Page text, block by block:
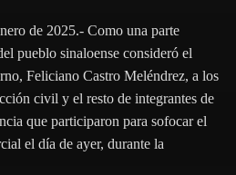
de 2025.- Como una parte
pueblo sinaloense consideró el
Feliciano Castro Meléndrez, a los
civil y el resto de integrantes de
que participaron para sofocar el
el día de ayer, durante la